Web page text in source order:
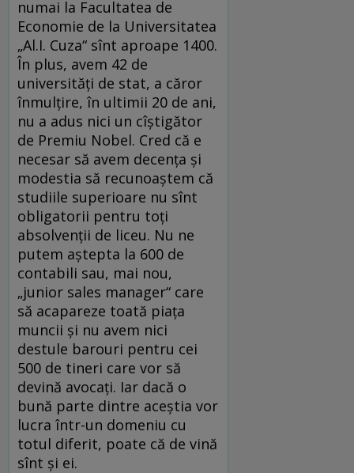
numai la Facultatea de
Economie de la Universitatea
„Al.I. Cuza“ sînt aproape 1400.
În plus, avem 42 de
universităţi de stat, a căror
înmulţire, în ultimii 20 de ani,
nu a adus nici un cîştigător
de Premiu Nobel. Cred că e
necesar să avem decenţa şi
modestia să recunoaştem că
studiile superioare nu sînt
obligatorii pentru toţi
absolvenţii de liceu. Nu ne
putem aştepta la 600 de
contabili sau, mai nou,
„junior sales manager“ care
să acapareze toată piaţa
muncii şi nu avem nici
destule barouri pentru cei
500 de tineri care vor să
devină avocaţi. Iar dacă o
bună parte dintre aceştia vor
lucra într-un domeniu cu
totul diferit, poate că de vină
sînt şi ei.